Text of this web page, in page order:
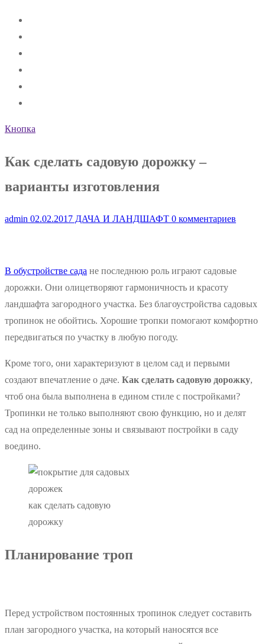
Кнопка
Как сделать садовую дорожку –
варианты изготовления
admin 02.02.2017 ДАЧА И ЛАНДШАФТ 0 комментариев
В обустройстве сада не последнюю роль играют садовые
дорожки. Они олицетворяют гармоничность и красоту
ландшафта загородного участка. Без благоустройства садовых
тропинок не обойтись. Хорошие тропки помогают комфортно
передвигаться по участку в любую погоду.
Кроме того, они характеризуют в целом сад и первыми
создают впечатление о даче. Как сделать садовую дорожку,
чтоб она была выполнена в едином стиле с постройками?
Тропинки не только выполняют свою функцию, но и делят
сад на определенные зоны и связывают постройки в саду
воедино.
как сделать садовую
дорожку
Планирование троп
Перед устройством постоянных тропинок следует составить
план загородного участка, на который наносятся все